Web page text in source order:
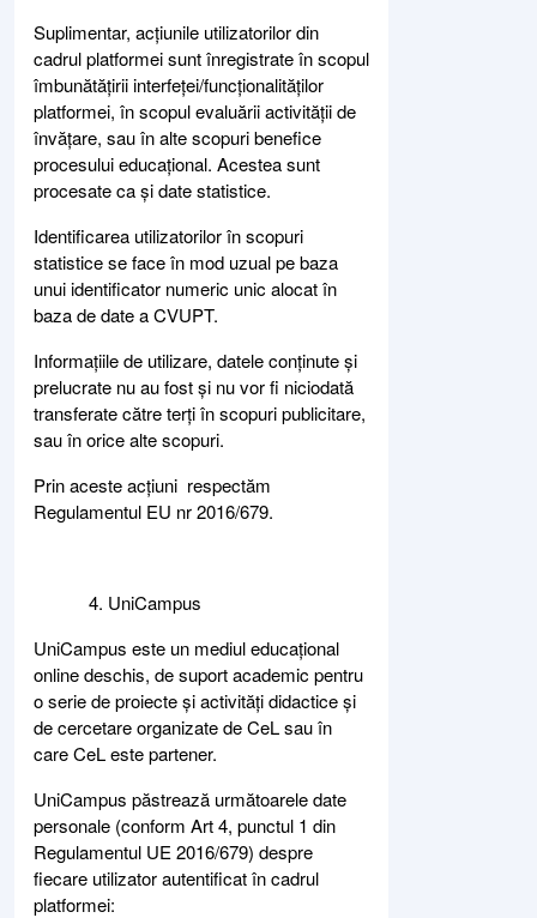
Suplimentar, acțiunile utilizatorilor din
cadrul platformei sunt înregistrate în scopul
îmbunătățirii interfeței/funcționalităților
platformei, în scopul evaluării activității de
învățare, sau în alte scopuri benefice
procesului educațional. Acestea sunt
procesate ca și date statistice.
Identificarea utilizatorilor în scopuri
statistice se face în mod uzual pe baza
unui identificator numeric unic alocat în
baza de date a CVUPT.
Informațiile de utilizare, datele conținute și
prelucrate nu au fost și nu vor fi niciodată
transferate către terți în scopuri publicitare,
sau în orice alte scopuri.
Prin aceste acțiuni respectăm
Regulamentul EU nr 2016/679.
UniCampus
UniCampus este un mediul educațional
online deschis, de suport academic pentru
o serie de proiecte și activități didactice și
de cercetare organizate de CeL sau în
care CeL este partener.
UniCampus păstrează următoarele date
personale (conform Art 4, punctul 1 din
Regulamentul UE 2016/679) despre
fiecare utilizator autentificat în cadrul
platformei: